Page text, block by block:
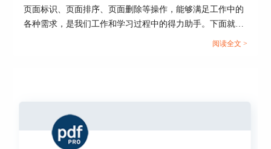
使用时直接选择即可。2区域为编辑“水印”显示的
页码范围。如果需要再添加标记文本内容，单击3
区域“新建”，便可自定义水印文本。4区域可以根
据需要调节水印的字体、暗度和角度等。
页面标识、页面排序、页面删除等操作，能够满足工作中的
各种需求，是我们工作和学习过程中的得力助手。下面就来
介绍一下pdffactory打印怎么设置，pdffactory打印pdf是旋转
阅读全文 >